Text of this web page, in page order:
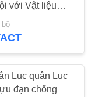
35
với Vật liệu
bộ
Lục quân Lục
đạn chống